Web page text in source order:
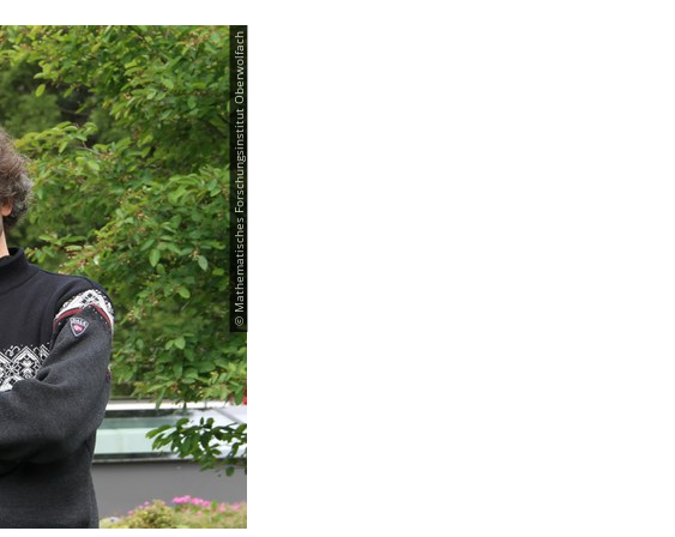
© Mathematisches Forschungsinstitut Oberwolfach